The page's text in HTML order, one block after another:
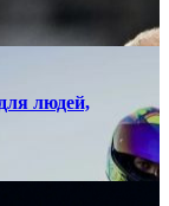
людей,